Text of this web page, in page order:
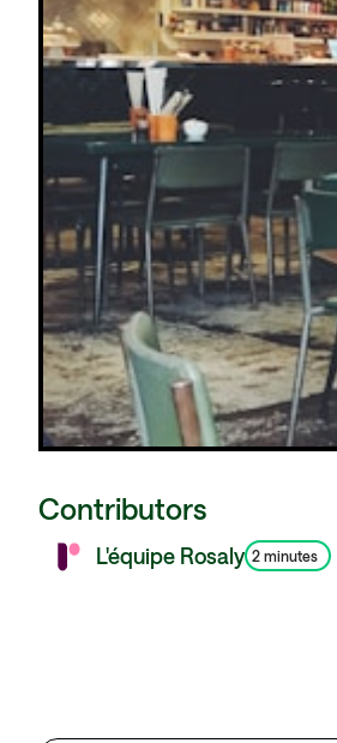
Contributors
L'équipe Rosaly 2 minutes